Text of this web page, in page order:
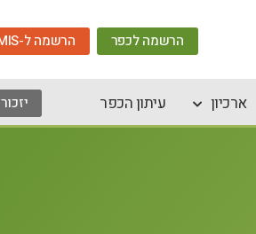
הרשמה לכפר הרשמה ל-EMIS
ארכיון עיתון הכפר יזכור